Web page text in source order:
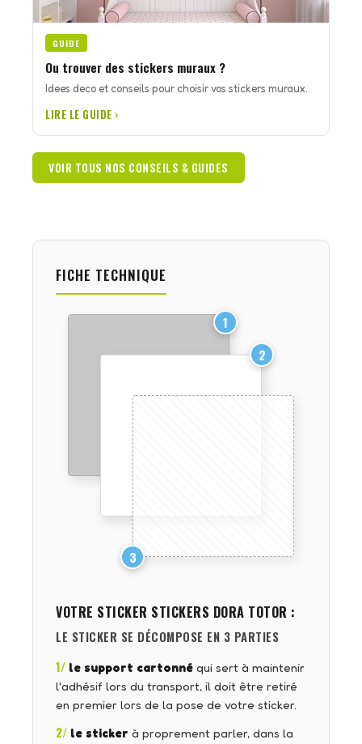
GUIDE
Ou trouver des stickers muraux ?
Idees deco et conseils pour choisir vos stickers muraux.
LIRE LE GUIDE ›
VOIR TOUS NOS CONSEILS & GUIDES
FICHE TECHNIQUE
1
2
3
VOTRE STICKER STICKERS DORA TOTOR :
LE STICKER SE DÉCOMPOSE EN 3 PARTIES
1/ le support cartonné qui sert à maintenir
l'adhésif lors du transport, il doit être retiré
en premier lors de la pose de votre sticker.
2/ le sticker à proprement parler, dans la